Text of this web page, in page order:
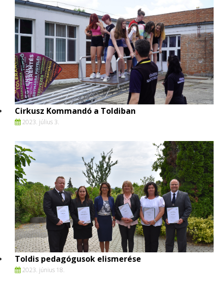
Cirkusz Kommandó a Toldiban
2023. július 3.
Toldis pedagógusok elismerése
2023. június 18.